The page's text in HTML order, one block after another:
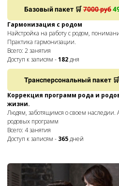
Базовый пакет 🛒7000 руб
Гармонизация с родом
Найстройка на работу с родом,
Практика гармонизации.
Всего: 2 занятия
Доступ к записям -182дня
Трансперсональный пакет 🛒
Коррекция программ рода и
жизни.
Людям, заботящимся о своем наследии.
родовых программ
Всего: 4 занятия
Доступ к записям - 365дней